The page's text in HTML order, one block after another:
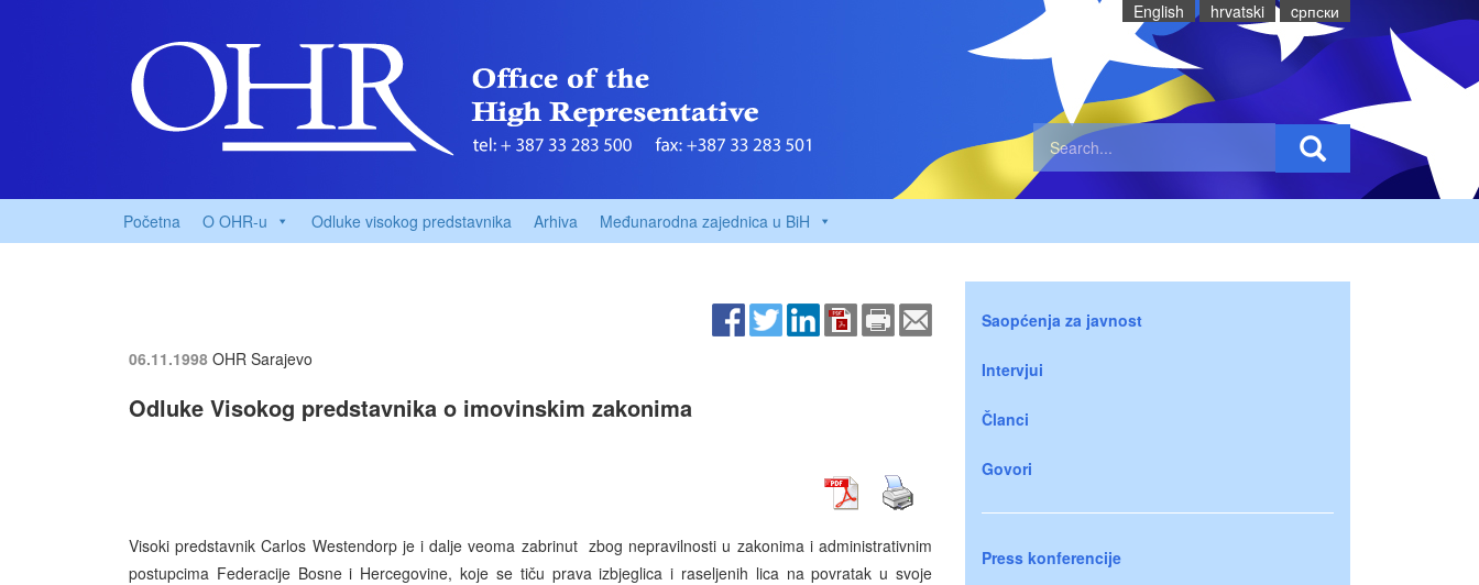
English hrvatski cрпски
Početna O OHR-u Odluke visokog predstavnika Arhiva Međunarodna zajednica u BiH
06.11.1998 OHR Sarajevo
Odluke Visokog predstavnika o imovinskim zakonima
Visoki predstavnik Carlos Westendorp je i dalje veoma zabrinut zbog nepravilnosti u zakonima i administrativnim
postupcima Federacije Bosne i Hercegovine, koje se tiču prava izbjeglica i raseljenih lica na povratak u svoje
Saopćenja za javnost
Intervjui
Članci
Govori
Press konferencije